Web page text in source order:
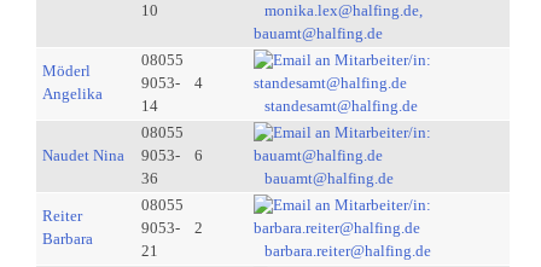
10
monika.lex@halfing.de,
bauamt@halfing.de
Möderl
Angelika
08055
9053-
14
4
standesamt@halfing.de
Naudet Nina
08055
9053-
36
6
bauamt@halfing.de
Reiter
Barbara
08055
9053-
21
2
barbara.reiter@halfing.de